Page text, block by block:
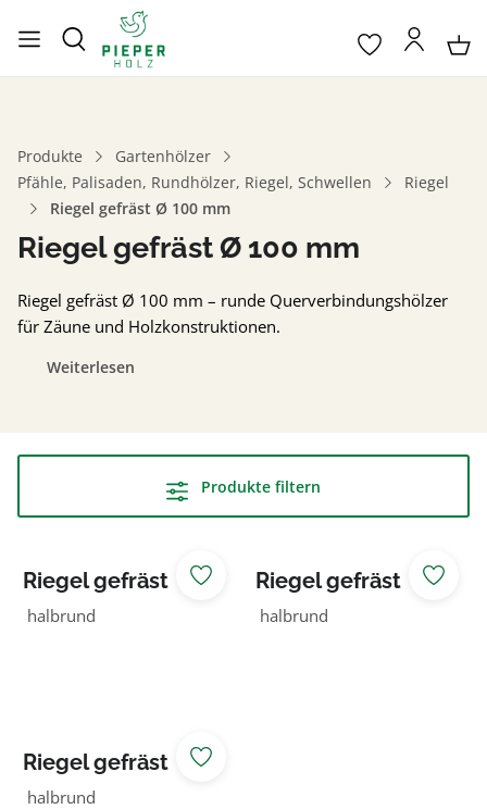
Produkte
Gartenhölzer
Pfähle, Palisaden, Rundhölzer, Riegel, Schwellen
Riegel
Riegel gefräst Ø 100 mm
Riegel gefräst Ø 100 mm
Riegel gefräst Ø 100 mm – runde Querverbindungshölzer
für Zäune und Holzkonstruktionen.
Weiterlesen
Produkte filtern
Riegel gefräst
100 NADELHOLZ
halbrund
Riegel gefräst
100 NADELHOLZ
halbrund
Riegel gefräst
100 NADELHOLZ
halbrund